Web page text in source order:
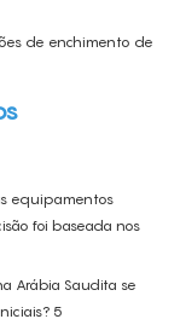
de enchimento de
equipamentos
foi baseada nos